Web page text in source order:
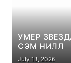
УМЕР
СЭМ НИЛЛ
July 13, 2026